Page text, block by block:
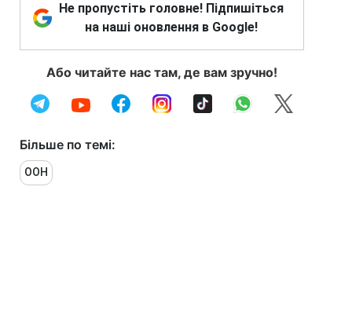
Не пропустіть головне! Підпишіться
на наші оновлення в Google!
Або читайте нас там, де вам зручно!
Більше по темі:
ООН